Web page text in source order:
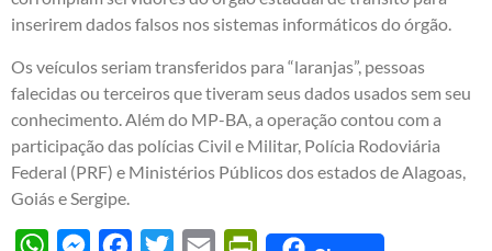
inserirem dados falsos nos sistemas informáticos do órgão.
Os veículos seriam transferidos para “laranjas”, pessoas
falecidas ou terceiros que tiveram seus dados usados sem seu
conhecimento. Além do MP-BA, a operação contou com a
participação das polícias Civil e Militar, Polícia Rodoviária
Federal (PRF) e Ministérios Públicos dos estados de Alagoas,
Goiás e Sergipe.
WhatsAppMessengerFacebook
Twitter Email PrintFriendly